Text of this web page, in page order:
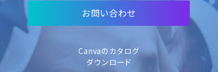
お問い合わせ
Canvaのカタログ
ダウンロード